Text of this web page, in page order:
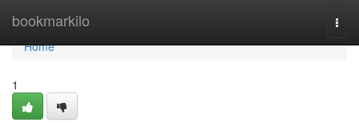
bookmarkilo
Home
Home
1